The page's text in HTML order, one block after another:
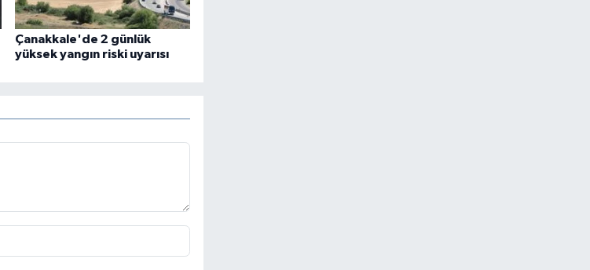
Çanakkale'de 2 günlük
yüksek yangın riski uyarısı